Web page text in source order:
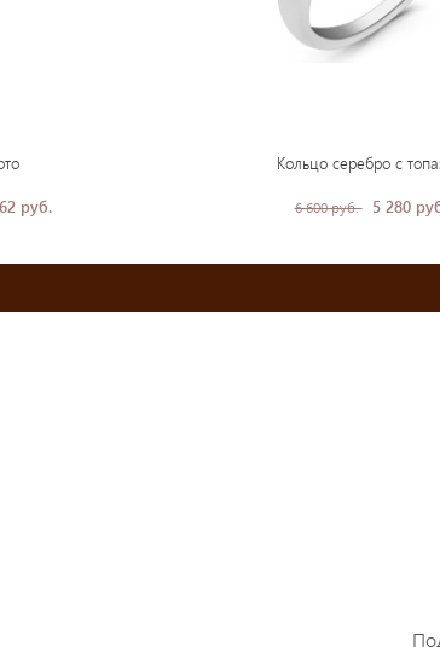
руб.
Кольцо серебро с
6 600 руб. 5 280